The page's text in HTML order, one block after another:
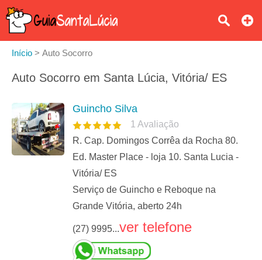
Início > Auto Socorro
Auto Socorro em Santa Lúcia, Vitória/ ES
Guincho Silva
1 Avaliação
R. Cap. Domingos Corrêa da Rocha 80.
Ed. Master Place - loja 10. Santa Lucia -
Vitória/ ES
Serviço de Guincho e Reboque na
Grande Vitória, aberto 24h
(27) 9995...ver telefone